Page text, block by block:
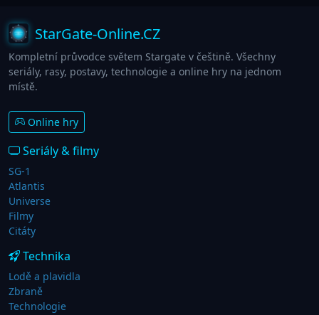
StarGate-Online.CZ
Kompletní průvodce světem Stargate v češtině. Všechny
seriály, rasy, postavy, technologie a online hry na jednom
místě.
Online hry
Seriály & filmy
SG-1
Atlantis
Universe
Filmy
Citáty
Technika
Lodě a plavidla
Zbraně
Technologie